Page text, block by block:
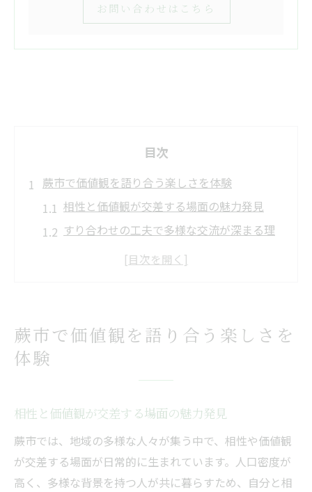
お問い合わせはこちら
目次
蕨市で価値観を語り合う楽しさを体験
相性と価値観が交差する場面の魅力発見
すり合わせの工夫で多様な交流が深まる理
相性が光る場面を蕨市の交流で実感
価値観のすり合わせが活気ある出会いを促
進
蕨市で実感できる相性の良い会話のポイン
ト
蕨市で価値観を語り合う楽しさを
体験
相性と価値観が交差する場面の魅力発見
蕨市では、地域の多様な人々が集う中で、相性や価値観
が交差する場面が日常的に生まれています。人口密度が
高く、多様な背景を持つ人が共に暮らすため、自分と相